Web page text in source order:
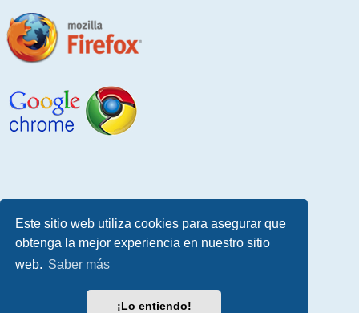
Este sitio web utiliza cookies para asegurar que
obtenga la mejor experiencia en nuestro sitio
web. Saber más
¡Lo entiendo!